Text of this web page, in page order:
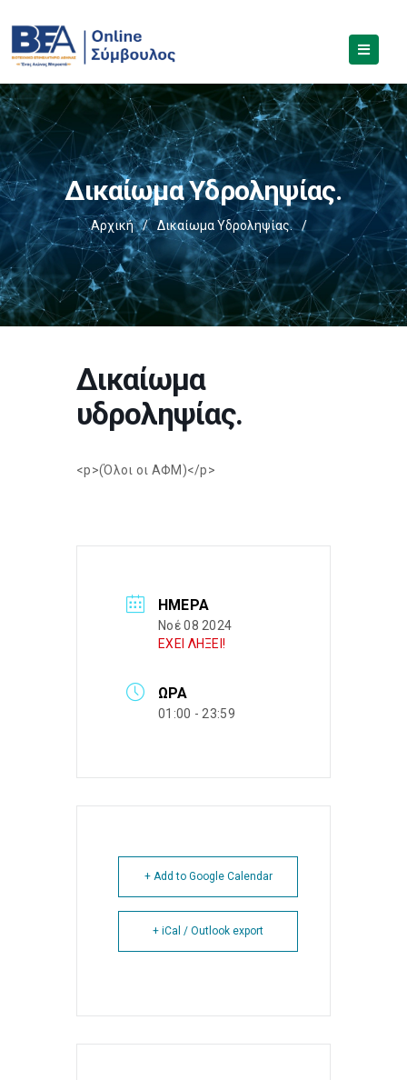
Δικαίωμα Υδροληψίας.
Αρχική / Δικαίωμα Υδροληψίας. /
Δικαίωμα
υδροληψίας.
<p>(Όλοι οι ΑΦΜ)</p>
ΗΜΈΡΑ
Νοέ 08 2024
ΕΧΕΙ ΛΗΞΕΙ!
ΏΡΑ
01:00 - 23:59
+ Add to Google Calendar
+ iCal / Outlook export